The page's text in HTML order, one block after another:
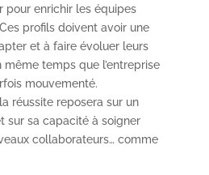
pour enrichir les équipes
profils doivent avoir une
et à faire évoluer leurs
temps que l’entreprise
mouvementé.
réussite reposera sur un
sur sa capacité à soigner
collaborateurs… comme